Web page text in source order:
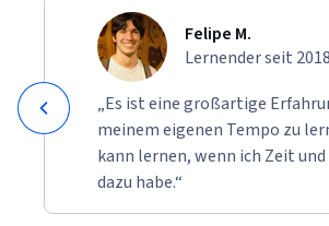
Felipe M.
Lernender seit 2018
„Es ist eine großartige
meinem eigenen Tempo zu
kann lernen, wenn ich Zeit und
dazu habe.“